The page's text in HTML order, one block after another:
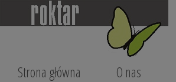
Strona główna O nas